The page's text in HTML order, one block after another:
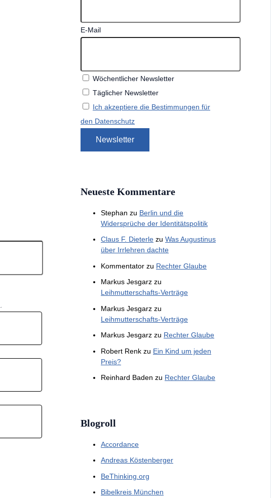
E-Mail
Wöchentlicher Newsletter
Täglicher Newsletter
Ich akzeptiere die Bestimmungen für
den Datenschutz
Neueste Kommentare
Stephan zu Berlin und die
Widersprüche der Identitätspolitik
Claus F. Dieterle zu Was Augustinus
über Irrlehren dachte
Kommentator zu Rechter Glaube
Markus Jesgarz zu
Leihmutterschafts-Verträge
Markus Jesgarz zu
Leihmutterschafts-Verträge
Markus Jesgarz zu Rechter Glaube
Robert Renk zu Ein Kind um jeden
Preis?
Reinhard Baden zu Rechter Glaube
Blogroll
Accordance
Andreas Köstenberger
BeThinking.org
Bibelkreis München